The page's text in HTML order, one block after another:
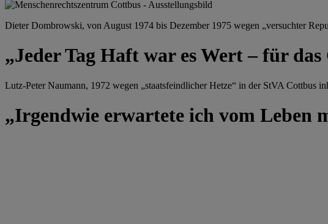
Dieter Dombrowski, von August 1974 bis Dezember 1975 wegen „versuchter
„Jeder Tag Haft war es Wert – für
Lutz-Peter Naumann, 1972 wegen „staatsfeindlicher Hetze“ in der StVA Cottbus
„Irgendwie erwartete ich vom Leben